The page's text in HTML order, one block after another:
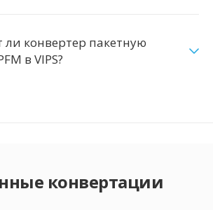
конвертер пакетную
в VIPS?
конвертации